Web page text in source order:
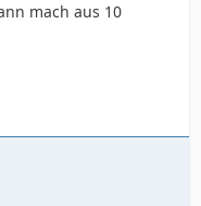
mach aus 10